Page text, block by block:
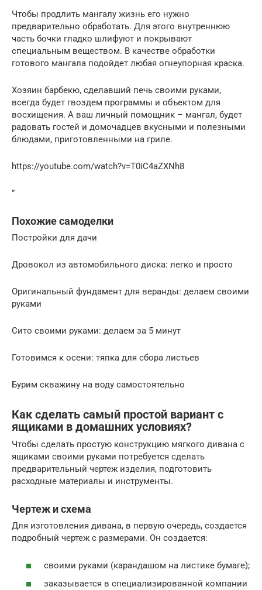
Чтобы продлить мангалу жизнь его нужно
предварительно обработать. Для этого внутреннюю
часть бочки гладко шлифуют и покрывают
специальным веществом. В качестве обработки
готового мангала подойдет любая огнеупорная краска.
Хозяин барбекю, сделавший печь своими руками,
всегда будет гвоздем программы и объектом для
восхищения. А ваш личный помощник – мангал, будет
радовать гостей и домочадцев вкусными и полезными
блюдами, приготовленными на гриле.
https://youtube.com/watch?v=T0iC4aZXNh8
”
Похожие самоделки
Постройки для дачи
Дровокол из автомобильного диска: легко и просто
Оригинальный фундамент для веранды: делаем своими
руками
Сито своими руками: делаем за 5 минут
Готовимся к осени: тяпка для сбора листьев
Бурим скважину на воду самостоятельно
Как сделать самый простой вариант с
ящиками в домашних условиях?
Чтобы сделать простую конструкцию мягкого дивана с
ящиками своими руками потребуется сделать
предварительный чертеж изделия, подготовить
расходные материалы и инструменты.
Чертеж и схема
Для изготовления дивана, в первую очередь, создается
подробный чертеж с размерами. Он создается:
своими руками (карандашом на листике бумаге);
заказывается в специализированной компании